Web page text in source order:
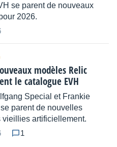
se parent de nouveaux
2026.
modèles Relic
le catalogue EVH
Special et Frankie
parent de nouvelles
vieillies artificiellement.
1